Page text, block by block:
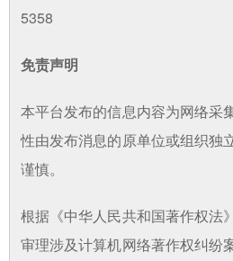
5358
免责声明
本平台发布的信息内容为网络采
性由发布消息的原单位或组织独
谨慎。
根据《中华人民共和国著作权法
审理涉及计算机网络著作权纠纷